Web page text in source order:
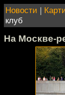
Новости |
клуб
На Москве-